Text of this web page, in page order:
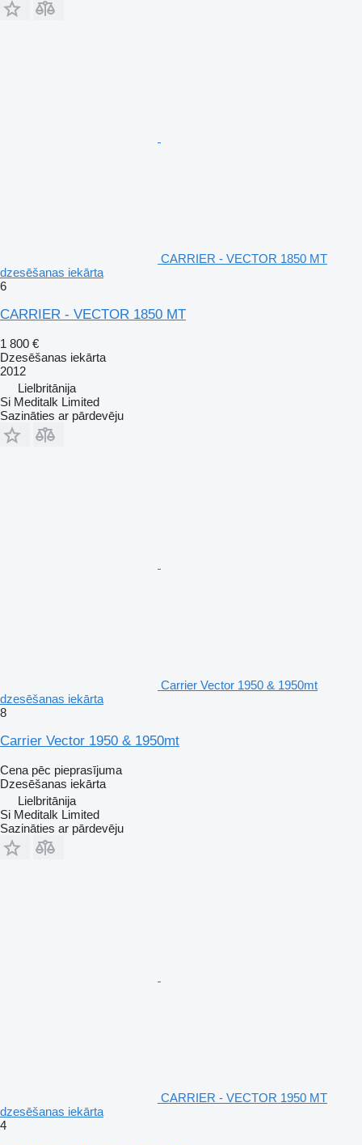
CARRIER - VECTOR 1850 MT
dzesēšanas iekārta
6
CARRIER - VECTOR 1850 MT
1 800 €
Dzesēšanas iekārta
2012
Lielbritānija
Si Meditalk Limited
Sazināties ar pārdevēju
Carrier Vector 1950 & 1950mt
dzesēšanas iekārta
8
Carrier Vector 1950 & 1950mt
Cena pēc pieprasījuma
Dzesēšanas iekārta
Lielbritānija
Si Meditalk Limited
Sazināties ar pārdevēju
CARRIER - VECTOR 1950 MT
dzesēšanas iekārta
4